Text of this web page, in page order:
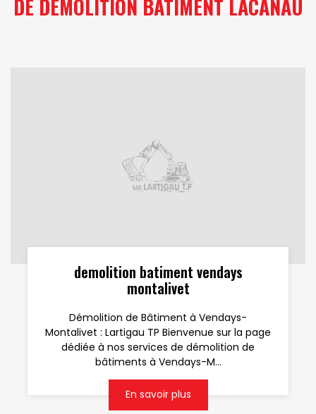
DE DEMOLITION BATIMENT LACANAU
demolition batiment vendays
montalivet
Démolition de Bâtiment à Vendays-
Montalivet : Lartigau TP Bienvenue sur la page
dédiée à nos services de démolition de
bâtiments à Vendays-M...
En savoir plus